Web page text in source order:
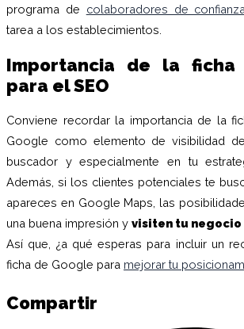
programa de colaboradores de confianza
tarea a los establecimientos.
Importancia de la ficha
para el SEO
Conviene recordar la importancia de la
Google como elemento de visibilidad
buscador y especialmente en tu
Además, si los clientes potenciales te
apareces en Google Maps, las
una buena impresión y visiten tu negocio
Así que, ¿a qué esperas para incluir un
ficha de Google para mejorar tu
Compartir